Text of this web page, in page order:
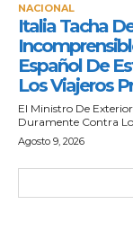
NACIONAL
Italia Tacha
Español De
Los Viajeros
El Ministro De
Duramente Contra
Agosto 9, 2026